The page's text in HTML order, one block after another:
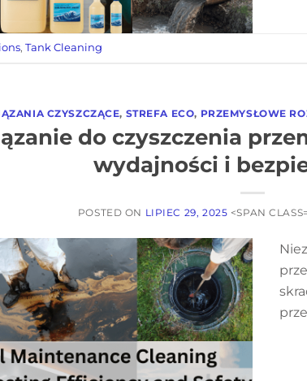
, Tank Cleaning
CZYSZCZĄCE, STREFA ECO, PRZEMYSŁOWE
do czyszczenia
wydajności i
POSTED ON LIPIEC 29, 2025 <SPAN